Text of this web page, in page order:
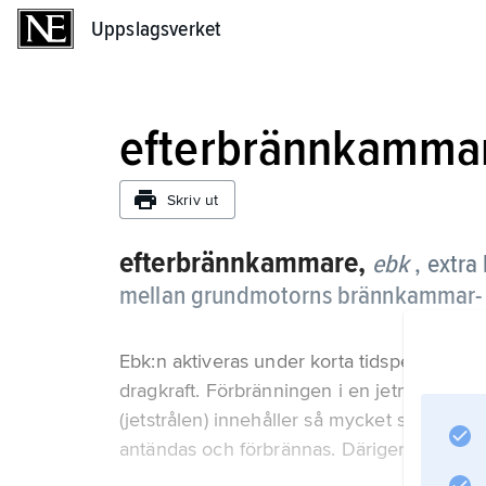
Uppslagsverket
Skriv ut
efterbrännkammare, ebk , extra
mellan grundmotorns
Ebk:n aktiveras under korta tidsperioder,
dragkraft. Förbränningen i en jetmotor
(jetstrålen) innehåller så mycket syre att
antändas och förbrännas. Därigenom